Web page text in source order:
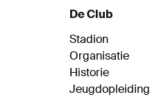
De Club
Stadion
Organisatie
Historie
Jeugdopleiding